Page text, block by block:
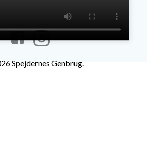
Spejdernes Genbrug.